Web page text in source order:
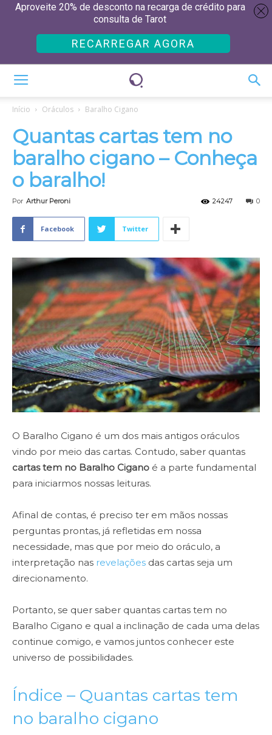
Início Oráculos Baralho Cigano
Quantas cartas tem no
baralho cigano – Conheça
o baralho!
Por Arthur Peroni 0
24247
Facebook Twitter
O Baralho Cigano é um dos mais antigos oráculos
vindo por meio das cartas. Contudo, saber quantas
cartas tem no Baralho Cigano é a parte fundamental
para iniciarmos nossas leituras.
Afinal de contas, é preciso ter em mãos nossas
perguntas prontas, já refletidas em nossa
necessidade, mas que por meio do oráculo, a
interpretação nas revelações das cartas seja um
direcionamento.
Portanto, se quer saber quantas cartas tem no
Baralho Cigano e qual a inclinação de cada uma delas
continue comigo, e vamos juntos conhecer este
universo de possibilidades.
Índice – Quantas cartas tem
no baralho cigano
Aproveite 20% de desconto na recarga de crédito para
consulta de Tarot
RECARREGAR AGORA